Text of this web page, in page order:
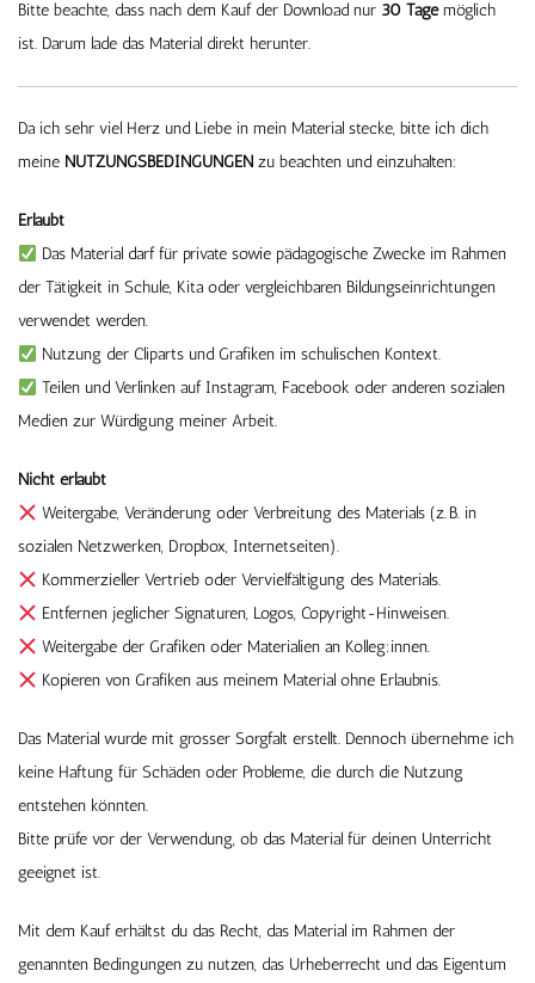
Bitte beachte, dass nach dem Kauf der Download nur 30 Tagemöglich
ist. Darum lade das Material direkt herunter.
Da ich sehr viel Herz und Liebe in mein Material stecke, bitte ich dich
meine NUTZUNGSBEDINGUNGEN zu beachten und einzuhalten:
Erlaubt
Das Material darf für private sowie pädagogische Zwecke im Rahmen
der Tätigkeit in Schule, Kita oder vergleichbaren Bildungseinrichtungen
verwendet werden.
Nutzung der Cliparts und Grafiken im schulischen Kontext.
Teilen und Verlinken auf Instagram, Facebook oder anderen sozialen
Medien zur Würdigung meiner Arbeit.
Nicht erlaubt
Weitergabe, Veränderung oder Verbreitung des Materials (z. B. in
sozialen Netzwerken, Dropbox, Internetseiten).
Kommerzieller Vertrieb oder Vervielfältigung des Materials.
Entfernen jeglicher Signaturen, Logos, Copyright-Hinweisen.
Weitergabe der Grafiken oder Materialien an Kolleg:innen.
Kopieren von Grafiken aus meinem Material ohne Erlaubnis.
Das Material wurde mit grosser Sorgfalt erstellt. Dennoch übernehme ich
keine Haftung für Schäden oder Probleme, die durch die Nutzung
entstehen könnten.
Bitte prüfe vor der Verwendung, ob das Material für deinen Unterricht
geeignet ist.
Mit dem Kauf erhältst du das Recht, das Material im Rahmen der
genannten Bedingungen zu nutzen, das Urheberrecht und das Eigentum